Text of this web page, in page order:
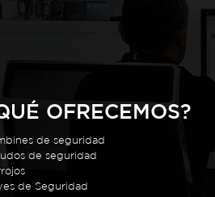
OFRECEMOS?
de seguridad
de seguridad
de Seguridad